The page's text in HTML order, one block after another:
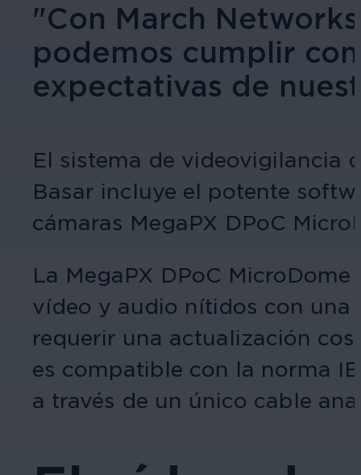
"Con March
podemos cumplir
expectativas de
El sistema de videovigilancia
Basar incluye el potente
cámaras MegaPX DPoC
La MegaPX DPoC
vídeo y audio nítidos con una
requerir una actualización
es compatible con la norma
a través de un único cable